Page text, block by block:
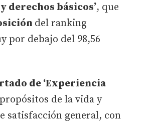
derechos básicos’, que
del ranking
por debajo del 98,56
de ‘Experiencia
de la vida y
satisfacción general, con